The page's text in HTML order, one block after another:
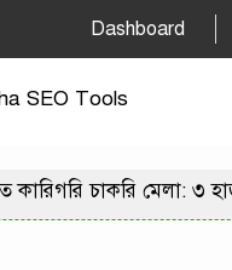
Dashboard
SEO Tools
চাকরি মেলা: ৩ হাজার